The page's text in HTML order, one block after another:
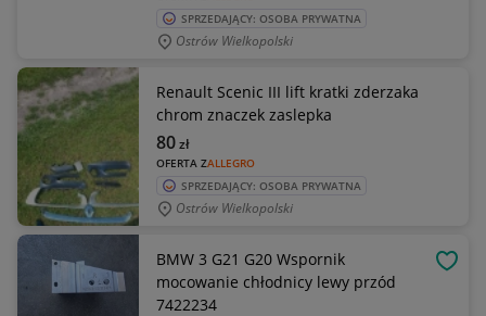
SPRZEDAJĄCY: OSOBA PRYWATNA
Ostrów Wielkopolski
Renault Scenic III lift kratki zderzaka
chrom znaczek zaslepka
OFERTA ZALLEGRO
80zł
SPRZEDAJĄCY: OSOBA PRYWATNA
Ostrów Wielkopolski
BMW 3 G21 G20 Wspornik
mocowanie chłodnicy lewy przód
7422234